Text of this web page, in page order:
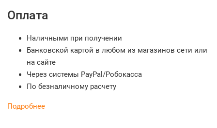
Оплата
Наличными при получении
Банковской картой в любом из магазинов сети или
на сайте
Через системы PayPal/Робокасса
По безналичному расчету
Подробнее